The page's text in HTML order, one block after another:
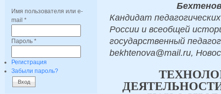
Имя пользователя или e-
mail *
Пароль *
Регистрация
Забыли пароль?
Кандидат
России и всеобщей
государственный
bekhtenova@mail.ru,